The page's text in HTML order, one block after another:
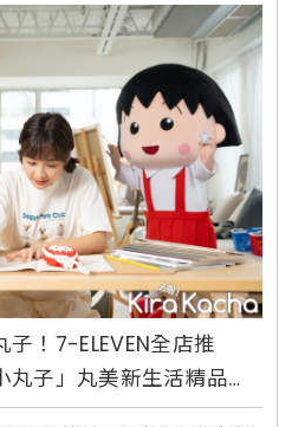
磁鐵收集板一起珍藏、粉絲
！7-ELEVEN全店推
子」丸美新生活精品集
生活美學、就在小七